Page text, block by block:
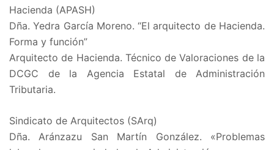
Hacienda (APASH)
Dña. Yedra García Moreno. “El arquitecto de Hacienda.
Forma y función”
Arquitecto de Hacienda. Técnico de Valoraciones de la
DCGC de la Agencia Estatal de Administración
Tributaria.
Sindicato de Arquitectos (SArq)
Dña. Aránzazu San Martín González. «Problemas